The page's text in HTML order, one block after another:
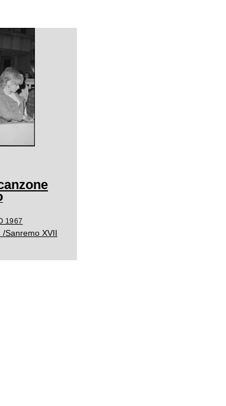
1967
Sanremo XVII